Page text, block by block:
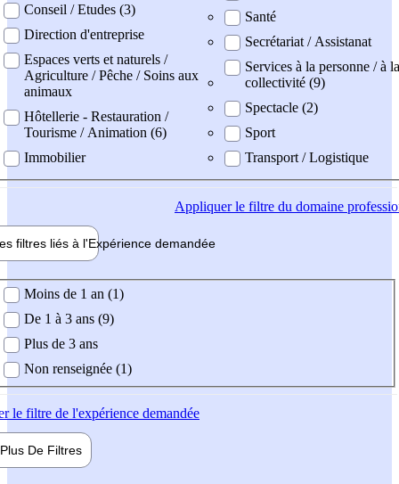
Conseil / Etudes (3)
Direction d'entreprise
Espaces verts et naturels /
Agriculture / Pêche / Soins aux
animaux
Hôtellerie - Restauration /
Tourisme / Animation (6)
Immobilier
Santé
Secrétariat / Assistanat
Services à la personne / à la
collectivité (9)
Spectacle (2)
Sport
Transport / Logistique
Appliquerle filtre du domaine
filtres liés à l'Expérience demandée
demandée
Moins de 1 an (1)
De 1 à 3 ans (9)
Plus de 3 ans
Non renseignée (1)
le filtre de l'expérience demandée
Plus De Filtres